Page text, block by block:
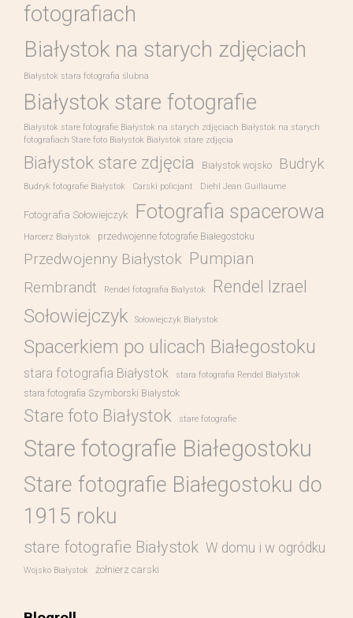
fotografiach
Białystok na starych zdjęciach
Białystok stara fotografia ślubna
Białystok stare fotografie
Białystok stare fotografie Białystok na starych zdjęciach Białystok na starych
fotografiach Stare foto Białystok Białystok stare zdjęcia
Białystok stare zdjęcia Białystok wojsko Budryk
Budryk fotografie Białystok Carski policjant Diehl Jean Guillaume
Fotografia Sołowiejczyk Fotografia spacerowa
Harcerz Białystok przedwojenne fotografie Białegostoku
Przedwojenny Białystok Pumpian
Rembrandt Rendel fotografia Bialystok Rendel Izrael
Sołowiejczyk Sołowiejczyk Białystok
Spacerkiem po ulicach Białegostoku
stara fotografia Białystok stara fotografia Rendel Białystok
stara fotografia Szymborski Białystok
Stare foto Białystok stare fotografie
Stare fotografie Białegostoku
Stare fotografie Białegostoku do
1915 roku
stare fotografie Białystok W domu i w ogródku
Wojsko Białystok żołnierz carski